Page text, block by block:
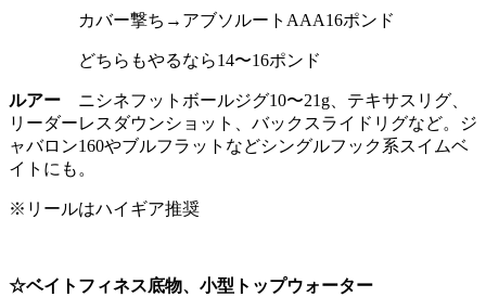
カバー撃ち→アブソルートAAA16ポンド
どちらもやるなら14〜16ポンド
ルアー ニシネフットボールジグ10〜21g、テキサスリグ、
リーダーレスダウンショット、バックスライドリグなど。ジ
ャバロン160やブルフラットなどシングルフック系スイムベ
イトにも。
※リールはハイギア推奨
☆ベイトフィネス底物、小型トップウォーター